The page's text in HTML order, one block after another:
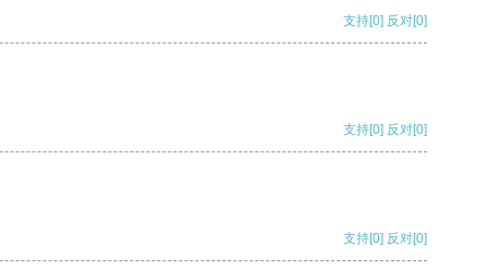
支持[0] 反对[0]
支持[0] 反对[0]
支持[0] 反对[0]